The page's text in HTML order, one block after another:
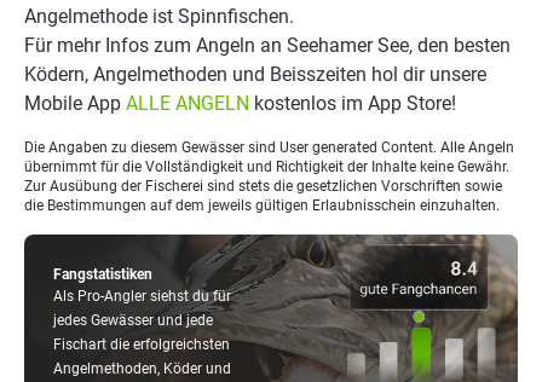
Fangstatistiken
Als Pro-Angler siehst du für
jedes Gewässer und jede
Fischart die erfolgreichsten
Angelmethoden, Köder und
Angelmethode ist Spinnfischen.
Für mehr Infos zum Angeln an Seehamer See, den besten
Ködern, Angelmethoden und Beisszeiten hol dir unsere
Mobile App ALLE ANGELN kostenlos im App Store!
Die Angaben zu diesem Gewässer sind User generated Content. Alle Angeln
übernimmt für die Vollständigkeit und Richtigkeit der Inhalte keine Gewähr.
Zur Ausübung der Fischerei sind stets die gesetzlichen Vorschriften sowie
die Bestimmungen auf dem jeweils gültigen Erlaubnisschein einzuhalten.